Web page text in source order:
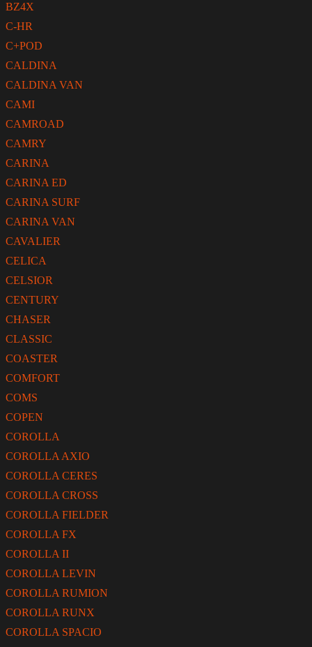
BZ4X
C-HR
C+POD
CALDINA
CALDINA VAN
CAMI
CAMROAD
CAMRY
CARINA
CARINA ED
CARINA SURF
CARINA VAN
CAVALIER
CELICA
CELSIOR
CENTURY
CHASER
CLASSIC
COASTER
COMFORT
COMS
COPEN
COROLLA
COROLLA AXIO
COROLLA CERES
COROLLA CROSS
COROLLA FIELDER
COROLLA FX
COROLLA II
COROLLA LEVIN
COROLLA RUMION
COROLLA RUNX
COROLLA SPACIO